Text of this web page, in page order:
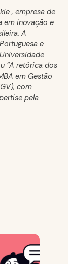
, empresa de
em inovação e
A
e
“A retórica dos
em Gestão
com
pela